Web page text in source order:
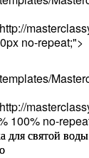
no-repeat;">
100% no-
для святой